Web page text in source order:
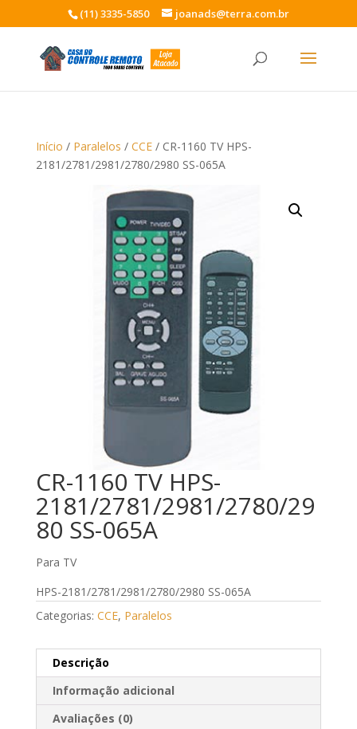
(11) 3335-5850 joanads@terra.com.br
Início / Paralelos / CCE/ CR-1160 TV HPS-
2181/2781/2981/2780/2980 SS-065A
CR-1160 TV HPS-
2181/2781/2981/2780/29
80 SS-065A
Para TV
HPS-2181/2781/2981/2780/2980 SS-065A
Categorias: CCE, Paralelos
Descrição
Informação adicional
Avaliações (0)